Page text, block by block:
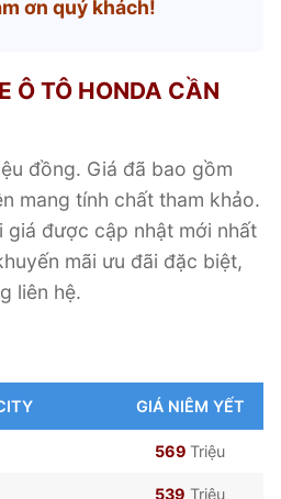
ơn quý khách!
Ô TÔ HONDA CẦN
đồng. Giá đã bao gồm
mang tính chất tham khảo.
được cập nhật mới nhất
mãi ưu đãi đặc biệt,
liên hệ.
GIÁ NIÊM YẾT
569 Triệu
539 Triệu